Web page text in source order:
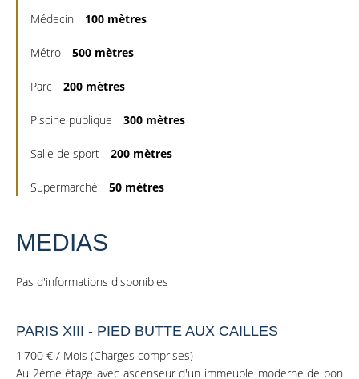
Médecin 100 mètres
Métro 500 mètres
Parc 200 mètres
Piscine publique 300 mètres
Salle de sport 200 mètres
Supermarché 50 mètres
MEDIAS
Pas d'informations disponibles
PARIS XIII - PIED BUTTE AUX CAILLES
1 700 € / Mois (Charges comprises)
Au 2ème étage avec ascenseur d'un immeuble moderne de bon